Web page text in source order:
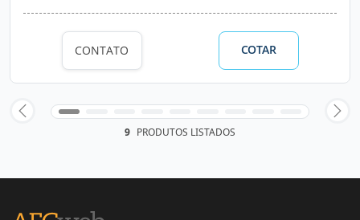
CONTATO COTAR
9 PRODUTOS LISTADOS